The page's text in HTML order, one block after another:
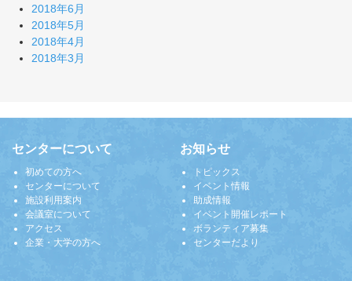
2018年6月
2018年5月
2018年4月
2018年3月
センターについて
初めての方へ
センターについて
施設利用案内
会議室について
アクセス
企業・大学の方へ
お知らせ
トピックス
イベント情報
助成情報
イベント開催レポート
ボランティア募集
センターだより